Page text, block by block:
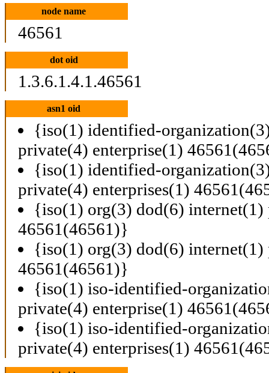
node name
46561
dot oid
1.3.6.1.4.1.46561
asn1 oid
{iso(1) identified-
private(4) enterprise(1)
{iso(1) identified-
private(4) enterprises(1)
{iso(1) org(3) dod(6) internet(1)
46561(46561)}
{iso(1) org(3) dod(6) internet(1)
46561(46561)}
{iso(1) iso-identified-
private(4) enterprise(1)
{iso(1) iso-identified-
private(4) enterprises(1)